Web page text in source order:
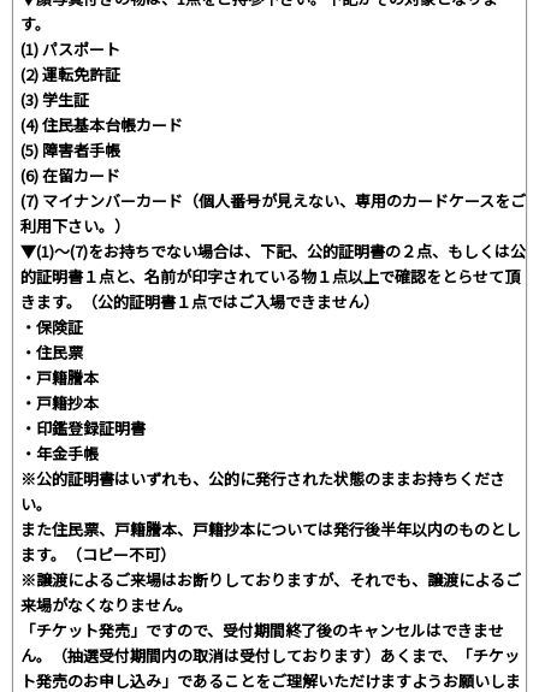
す。
(1) パスポート
(2) 運転免許証
(3) 学生証
(4) 住民基本台帳カード
(5) 障害者手帳
(6) 在留カード
(7) マイナンバーカード（個人番号が見えない、専用のカードケースをご
利用下さい。）
▼(1)～(7)をお持ちでない場合は、下記、公的証明書の２点、もしくは公
的証明書１点と、名前が印字されている物１点以上で確認をとらせて頂
きます。（公的証明書１点ではご入場できません）
・保険証
・住民票
・戸籍謄本
・戸籍抄本
・印鑑登録証明書
・年金手帳
※公的証明書はいずれも、公的に発行された状態のままお持ちくださ
い。
また住民票、戸籍謄本、戸籍抄本については発行後半年以内のものとし
ます。（コピー不可）
※譲渡によるご来場はお断りしておりますが、それでも、譲渡によるご
来場がなくなりません。
「チケット発売」ですので、受付期間終了後のキャンセルはできませ
ん。（抽選受付期間内の取消は受付しております）あくまで、「チケッ
ト発売のお申し込み」であることをご理解いただけますようお願いしま